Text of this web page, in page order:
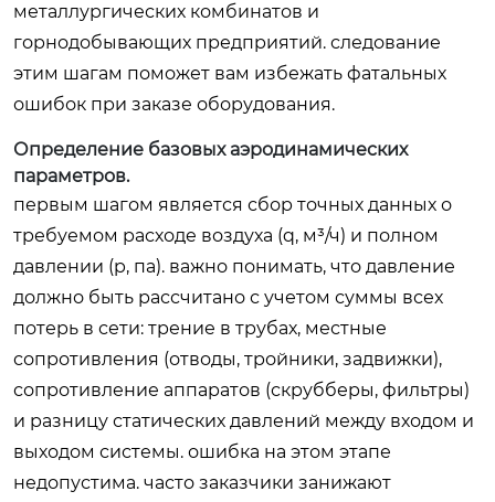
металлургических комбинатов и
горнодобывающих предприятий. следование
этим шагам поможет вам избежать фатальных
ошибок при заказе оборудования.
Определение базовых аэродинамических
параметров.
первым шагом является сбор точных данных о
требуемом расходе воздуха (q, м³/ч) и полном
давлении (p, па). важно понимать, что давление
должно быть рассчитано с учетом суммы всех
потерь в сети: трение в трубах, местные
сопротивления (отводы, тройники, задвижки),
сопротивление аппаратов (скрубберы, фильтры)
и разницу статических давлений между входом и
выходом системы. ошибка на этом этапе
недопустима. часто заказчики занижают